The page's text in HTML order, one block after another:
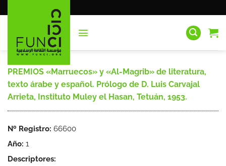
al
PREMIOS «Marruecos» y «Al-Magrib» de literatura,
texto árabe y español. Prólogo de D. Luis Carvajal
Arrieta, Instituto Muley el Hasan, Tetuán, 1953.
Nº Registro: 66600
Año: 1
Descriptores: